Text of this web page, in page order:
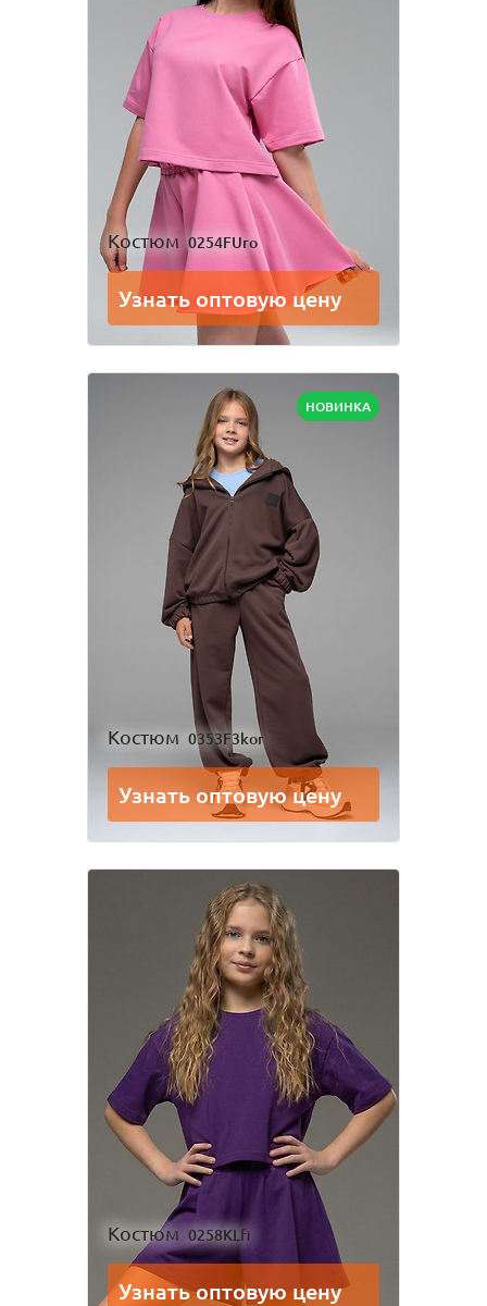
Костюм 0254FUro
Узнать оптовую цену
НОВИНКА
Костюм 0353F3kor
Узнать оптовую цену
Костюм 0258KLfi
Узнать оптовую цену